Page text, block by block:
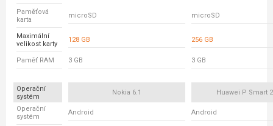
Paměťová
karta
microSD microSD
Maximální
velikost karty
128 GB 256 GB
Paměť RAM 3 GB 3 GB
Operační
systém
Nokia 6.1 Huawei P Smart
Operační
systém
Android Android